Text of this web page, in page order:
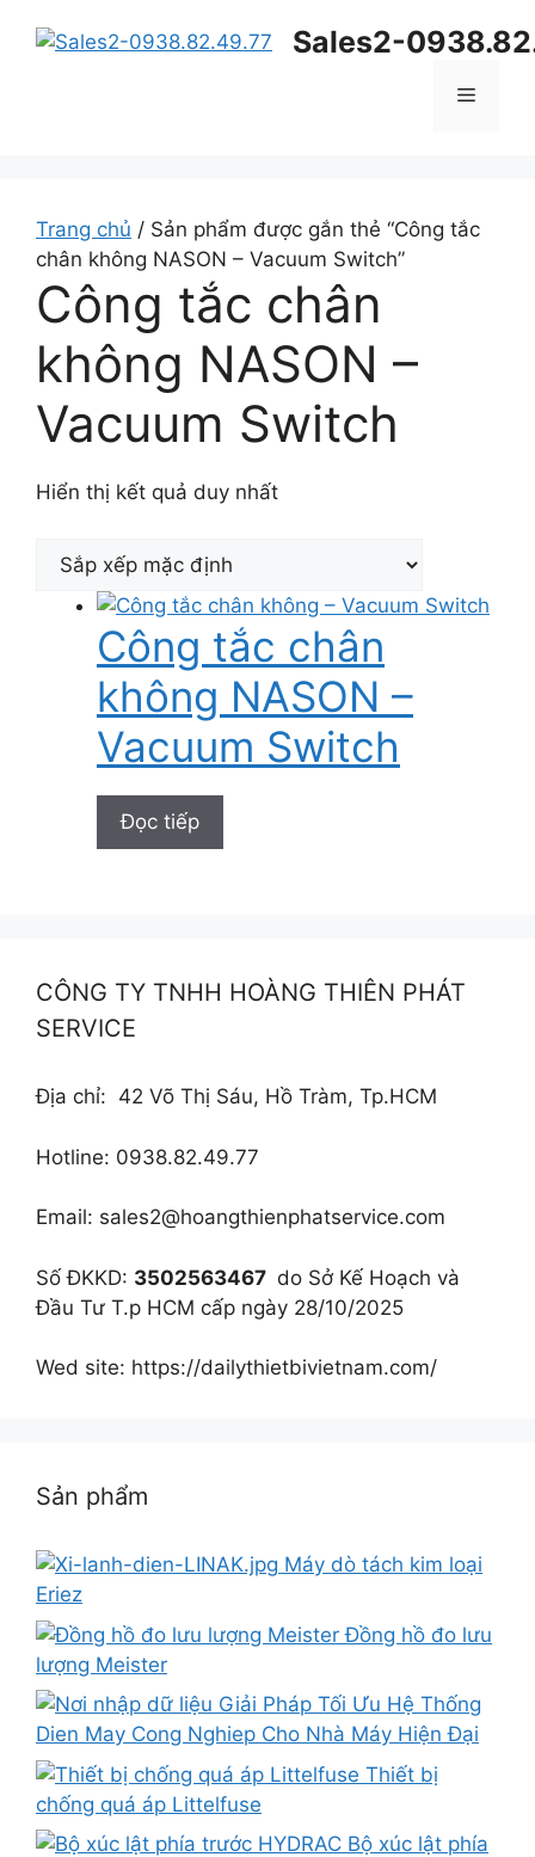
Sales2-
Menu
Trang chủ / Sản phẩm được gắn thẻ “Công tắc
chân không NASON – Vacuum Switch”
Công tắc chân
không NASON –
Vacuum Switch
Hiển thị kết quả duy nhất
Công tắc chân
không NASON –
Vacuum Switch
Đọc tiếp
CÔNG TY TNHH HOÀNG THIÊN PHÁT
SERVICE
Địa chỉ: 42 Võ Thị Sáu, Hồ Tràm, Tp.HCM
Hotline: 0938.82.49.77
Email: sales2@hoangthienphatservice.com
Số ĐKKD: 3502563467 do Sở Kế Hoạch và
Đầu Tư T.p HCM cấp ngày 28/10/2025
Wed site: https://dailythietbivietnam.com/
Sản phẩm
Máy dò tách kim loại
Eriez
Đồng hồ đo lưu
lượng Meister
Giải Pháp Tối Ưu Hệ Thống
Dien May Cong Nghiep Cho Nhà Máy Hiện Đại
Thiết bị
chống quá áp Littelfuse
Bộ xúc lật phía